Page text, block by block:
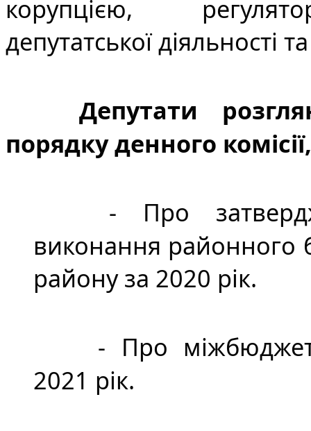
корупцією,
депутатської діяльності
Депутати
порядку денного
- Про
виконання районного
району за 2020 рік.
- Про
2021 рік.